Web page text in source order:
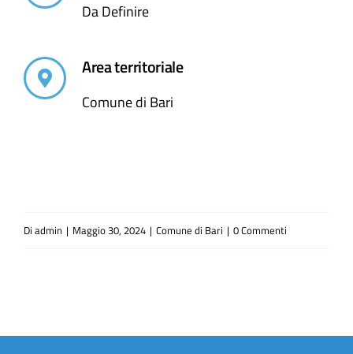
Da Definire
Area territoriale
Comune di Bari
Di admin | Maggio 30, 2024 | Comune di Bari | 0 Commenti